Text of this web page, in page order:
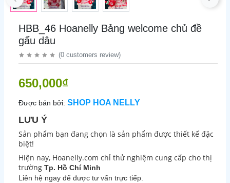
HBB_46 Hoanelly Bảng welcome chủ đề
gấu dâu
(0 customers review)
650,000₫
Được bán bởi: SHOP HOA NELLY
LƯU Ý
Sản phẩm bạn đang chọn là sản phẩm được thiết kế đặc
biệt!
Hiện nay, Hoanelly.com chỉ thử nghiệm cung cấp cho thị
trường Tp. Hồ Chí Minh
Liên hệ ngay để được tư vấn trực tiếp.